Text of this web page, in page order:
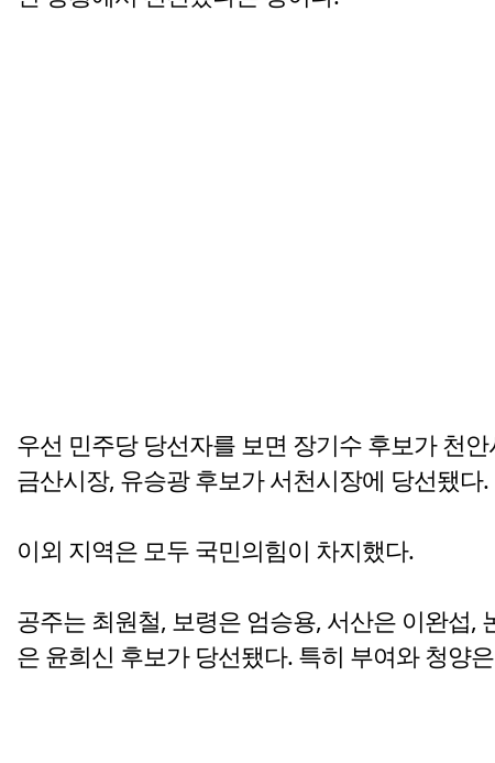
우선 민주당 당선자를 보면 장기수 후보가 천
금산시장, 유승광 후보가 서천시장에 당선됐다.
이외 지역은 모두 국민의힘이 차지했다.
공주는 최원철, 보령은 엄승용, 서산은 이완섭,
은 윤희신 후보가 당선됐다. 특히 부여와 청양